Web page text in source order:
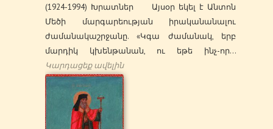
(1924-1994) Խրատներ Այսօր եկել է Անտոն
Մեծի մարգարեության իրականանալու
ժամանակաշրջանը. «Կգա ժամանակ, երբ
մարդիկ կխենթանան, ու եթե ինչ-որ…
Կարդացեք ավելին